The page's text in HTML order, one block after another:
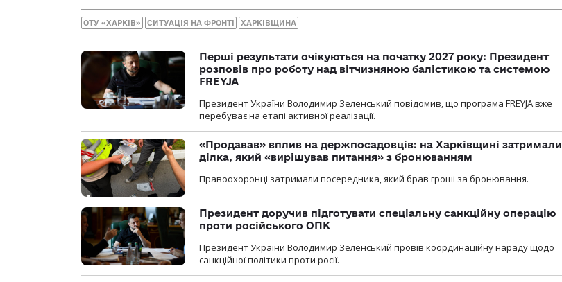
ОТУ «ХАРКІВ» СИТУАЦІЯ НА ФРОНТІ ХАРКІВЩИНА
Перші результати очікуються на початку 2027 року: Президент
розповів про роботу над вітчизняною балістикою та системою
FREYJA
Президент України Володимир Зеленський повідомив, що програма FREYJA вже
перебуває на етапі активної реалізації.
«Продавав» вплив на держпосадовців: на Харківщині затримали
ділка, який «вирішував питання» з бронюванням
Правоохоронці затримали посередника, який брав гроші за бронювання.
Президент доручив підготувати спеціальну санкційну операцію
проти російського ОПК
Президент України Володимир Зеленський провів координаційну нараду щодо
санкційної політики проти росії.